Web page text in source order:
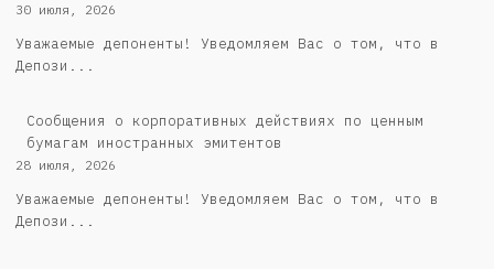
30 июля, 2026
Уважаемые депоненты! Уведомляем Вас о том, что в
Депози...
Сообщения о корпоративных действиях по ценным
бумагам иностранных эмитентов
28 июля, 2026
Уважаемые депоненты! Уведомляем Вас о том, что в
Депози...